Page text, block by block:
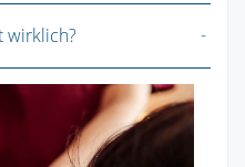
wirklich?